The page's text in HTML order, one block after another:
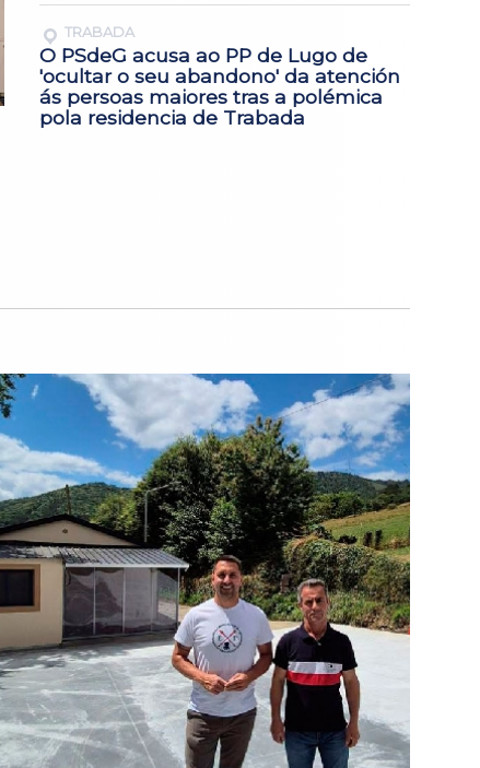
TRABADA
O PSdeG acusa ao PP de Lugo de
'ocultar o seu abandono' da atención
ás persoas maiores tras a polémica
pola residencia de Trabada